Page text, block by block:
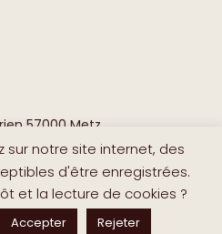
57000 Metz
pensee.com
sur notre site internet, des
d'être enregistrées.
et la lecture de cookies ?
Accepter Rejeter